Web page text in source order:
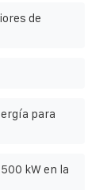
de
para
kW en la